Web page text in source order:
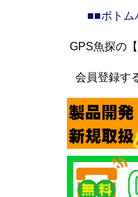
■■ボト
GPS魚探の
会員登録す